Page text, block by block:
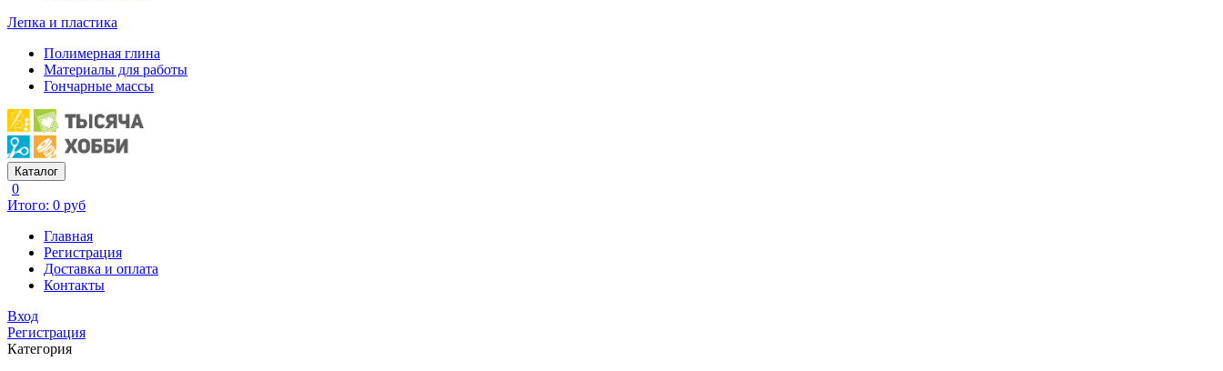
Лепка и пластика
Полимерная глина
Материалы для работы
Гончарные массы
Каталог
0
Итого: 0 руб
Главная
Регистрация
Доставка и оплата
Контакты
Вход
Регистрация
Категория